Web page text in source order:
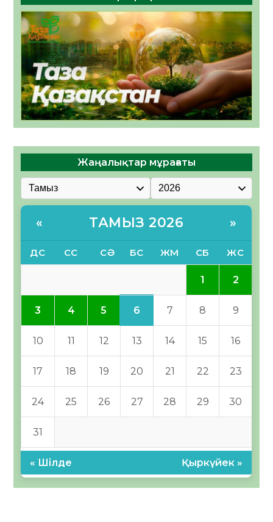
Жаңалықтар мұрағаты
« ТАМЫЗ 2026 »
ДС СС СӘ БС ЖМ СБ ЖС
1 2
3 4 5 6 7 8 9
10 11 12 13 14 15 16
17 18 19 20 21 22 23
24 25 26 27 28 29 30
31
« Шілде Қыркүйек »